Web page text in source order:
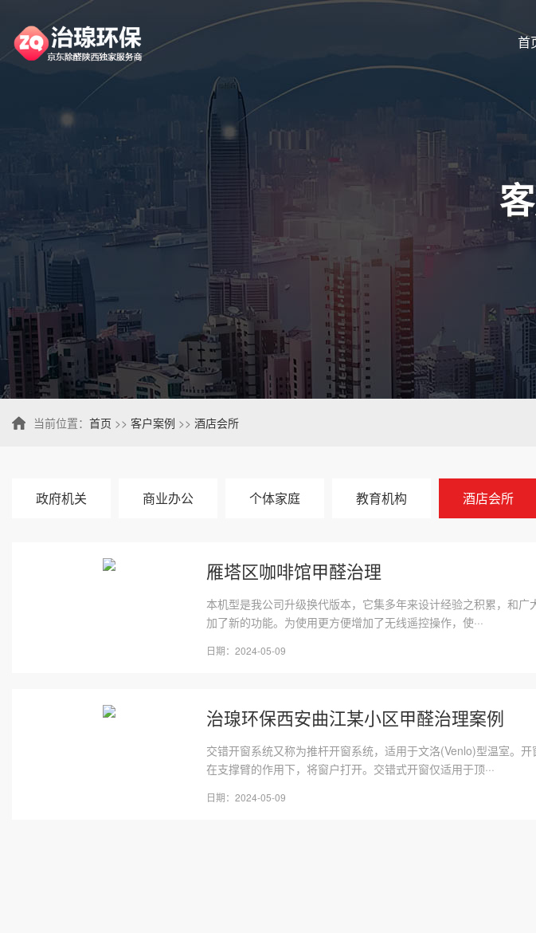
首
当前位置： 首页 >> 客户案例 >> 酒店会所
政府机关 商业办公 个体家庭 教育机构 酒店会所
雁塔区咖啡馆甲醛治理
本机型是我公司升级换代版本，它集多年来设计经验之积累，和
加了新的功能。为使用更方便增加了无线遥控操作，使···
日期：2024-05-09
治瑔环保西安曲江某小区甲醛治理案例
交错开窗系统又称为推杆开窗系统，适用于文洛(Venlo)型温室。
在支撑臂的作用下，将窗户打开。交错式开窗仅适用于顶···
日期：2024-05-09